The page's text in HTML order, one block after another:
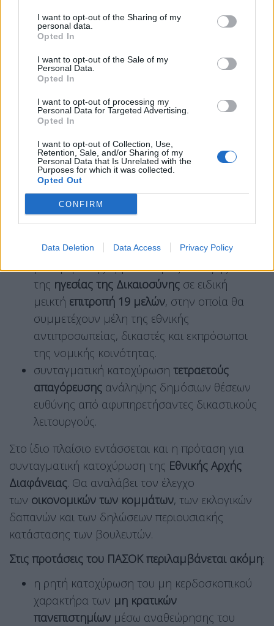
I want to opt-out of the Sharing of my
personal data.
Opted In
I want to opt-out of the Sale of my
Personal Data.
Opted In
I want to opt-out of processing my
Personal Data for Targeted Advertising.
Opted In
I want to opt-out of Collection, Use,
Retention, Sale, and/or Sharing of my
Personal Data that Is Unrelated with the
Purposes for which it was collected.
Opted Out
CONFIRM
Data Deletion Data Access Privacy Policy
Κεντρική θέση στο πακέτο προτάσεων κατέχει η
αναθεώρηση του
αποπολιτικοποίηση της διαδικασίας δίωξης. Η
σχετική αρμοδιότητα
Βουλή και μεταφέρεται σε ειδικό συμβούλιο ενώ
σε περίπτωση
παραπομπής,
η δίκη θα διεξάγεται
Ιδιαίτερη βαρύτητα δίνεται και στην
αναθεώρηση
του άρθρου 90
στελέχη του κόμματος – μια
κυβερνητική κηδεμονία.
Η πρόταση προβλέπει:
μεταφορά της αρμοδιότητας επιλογής
της ηγεσίας της Δικαιοσύνης σε ειδική
μεικτή επιτροπή 19 μελών, στην οποία θα
συμμετέχουν μέλη της εθνικής
αντιπροσωπείας, δικαστές και εκπρόσωποι
της νομικής κοινότητας.
συνταγματική κατοχύρωση τετραετούς
απαγόρευσης ανάληψης δημόσιων θέσεων
ευθύνης από αφυπηρετήσαντες δικαστικούς
λειτουργούς.
Στο ίδιο πλαίσιο εντάσσεται και η πρόταση για
συνταγματική κατοχύρωση της Εθνικής Αρχής
Διαφάνειας. Θα αναλάβει τον έλεγχο
των οικονομικών των κομμάτων, των εκλογικών
δαπανών και των δηλώσεων περιουσιακής
κατάστασης των βουλευτών.
Στις προτάσεις του ΠΑΣΟΚ περιλαμβάνεται ακόμη:
η ρητή κατοχύρωση του μη κερδοσκοπικού
χαρακτήρα των μη κρατικών
πανεπιστημίων μέσω αναθεώρησης του